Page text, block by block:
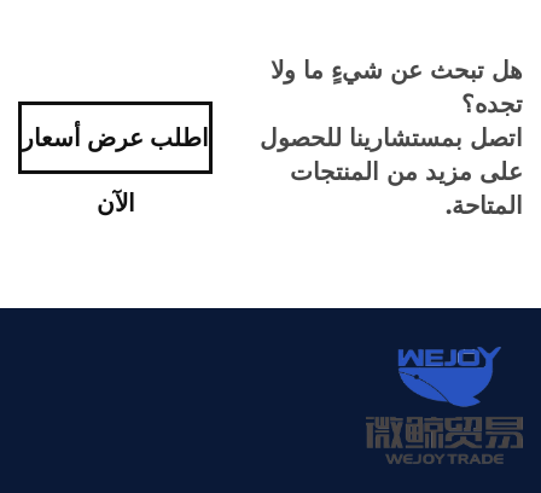
هل تبحث عن شيءٍ ما ولا
تجده؟
اتصل بمستشارينا للحصول
على مزيد من المنتجات
المتاحة.
اطلب عرض أسعار
الآن